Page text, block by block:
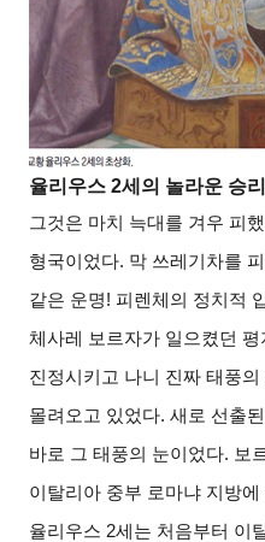
율리우스 2세의 놀라운 승리
그것은 마치 늑대를 겨우 피
형국이었다. 막 쓰레기차를
같은 운명! 피렌체의 정치적
체사레 보르자가 일으켰던 평
진정시키고 나니 진짜 태풍
몰려오고 있었다.새로 선출된
바로 그 태풍의 눈이었다. 보
이탈리아 중부 로마냐 지방
율리우스 2세는 처음부터 이